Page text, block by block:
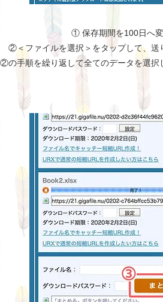
① 保存期間を100日へ
②＜ファイルを選択＞をタップして、送
②の手順を繰り返して全てのデータを選択